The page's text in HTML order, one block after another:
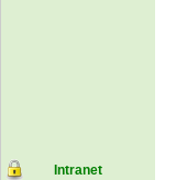
Intranet